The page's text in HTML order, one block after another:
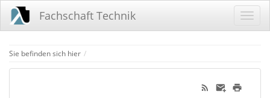
Fachschaft Technik
Sie befinden sich hier